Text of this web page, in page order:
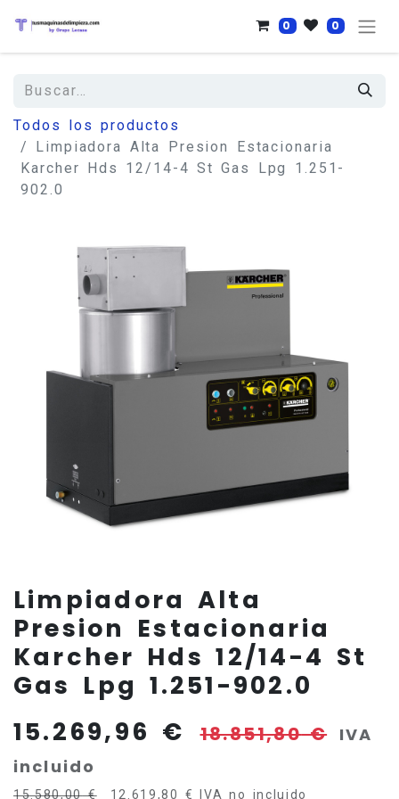
0 0
Todos los productos
Limpiadora Alta Presion Estacionaria
Karcher Hds 12/14-4 St Gas Lpg 1.251-
902.0
Limpiadora Alta
Presion Estacionaria
Karcher Hds 12/14-4 St
Gas Lpg 1.251-902.0
15.269,96 € 18.851,80€ IVA
incluido
15.580,00€ 12.619,80 € IVA no incluido